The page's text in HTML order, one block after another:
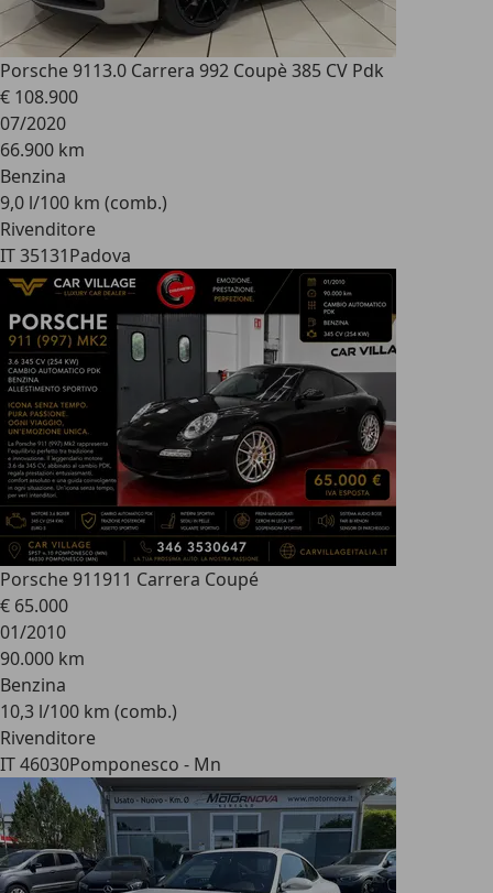
Porsche 9113.0 Carrera 992 Coupè 385 CV Pdk
€ 108.900
07/2020
66.900 km
Benzina
9,0 l/100 km (comb.)
Rivenditore
IT 35131Padova
Porsche 911911 Carrera Coupé
€ 65.000
01/2010
90.000 km
Benzina
10,3 l/100 km (comb.)
Rivenditore
IT 46030Pomponesco - Mn